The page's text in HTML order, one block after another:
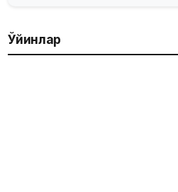
Ўйинлар